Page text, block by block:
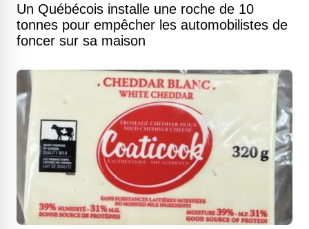
Un Québécois installe une roche de 10
tonnes pour empêcher les automobilistes de
foncer sur sa maison